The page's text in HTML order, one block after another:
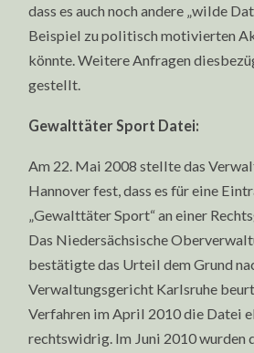
dass es auch noch andere „wilde
Beispiel zu politisch motivierten
könnte. Weitere Anfragen
gestellt.
Gewalttäter Sport Datei:
Am 22. Mai 2008 stellte das
Hannover fest, dass es für eine
„Gewalttäter Sport“ an einer
Das Niedersächsische
bestätigte das Urteil dem Grund
Verwaltungsgericht Karlsruhe
Verfahren im April 2010 die Datei
rechtswidrig. Im Juni 2010 wurden